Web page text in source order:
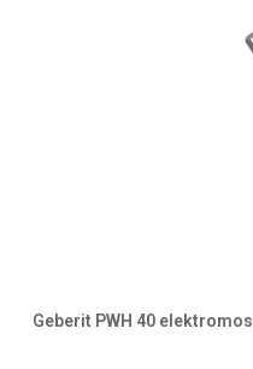
Geberit PWH 40